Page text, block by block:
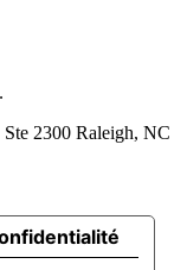
.
2300 Raleigh, NC